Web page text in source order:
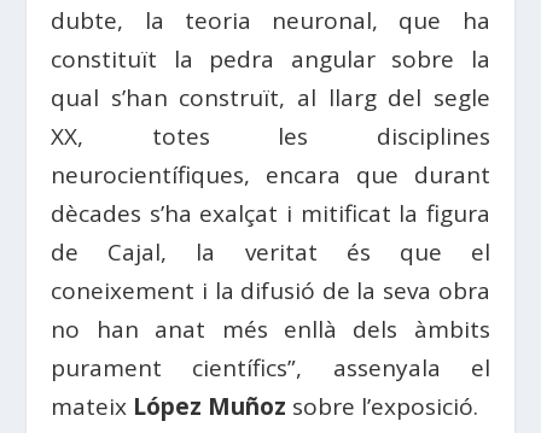
dubte, la teoria neuronal, que ha
constituït la pedra angular sobre la
qual s’han construït, al llarg del segle
XX, totes les disciplines
neurocientífiques, encara que durant
dècades s’ha exalçat i mitificat la figura
de Cajal, la veritat és que el
coneixement i la difusió de la seva obra
no han anat més enllà dels àmbits
purament científics”, assenyala el
mateix López Muñoz sobre l’exposició.